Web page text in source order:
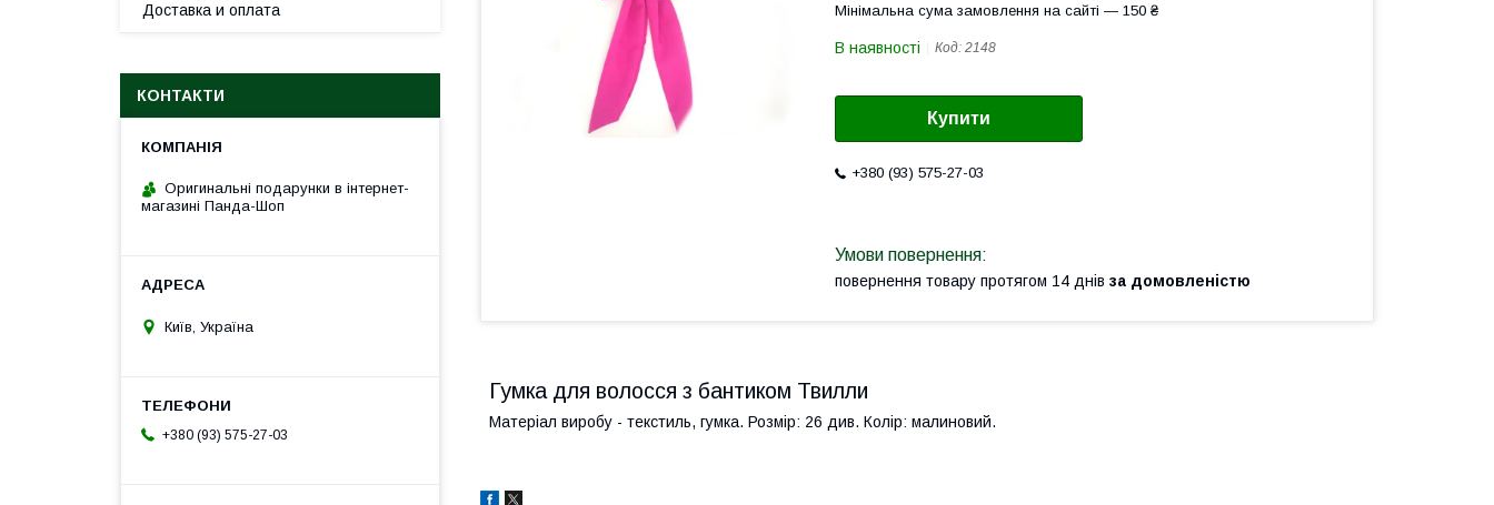
Мінімальна сума замовлення на сайті — 150 ₴
В наявності Код: 2148
Купити
+380 (93) 575-27-03
повернення товару протягом 14 днів за домовленістю
Гумка для волосся з бантиком Твилли
Матеріал виробу - текстиль, гумка. Розмір: 26 див. Колір: малиновий.
Доставка и оплата
КОНТАКТИ
Оригинальні подарунки в інтернет-
магазині Панда-Шоп
Київ, Україна
+380 (93) 575-27-03